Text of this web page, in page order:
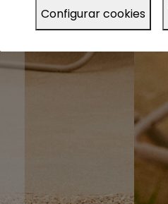
Configurar cookies